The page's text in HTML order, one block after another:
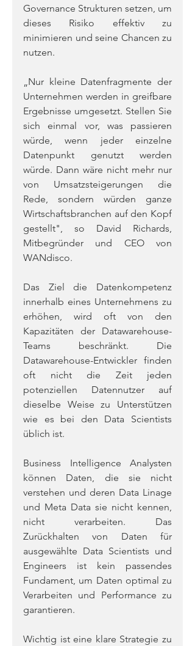
Governance Strukturen setzen, um
dieses Risiko effektiv zu
minimieren und seine Chancen zu
nutzen.
„Nur kleine Datenfragmente der
Unternehmen werden in greifbare
Ergebnisse umgesetzt. Stellen Sie
sich einmal vor, was passieren
würde, wenn jeder einzelne
Datenpunkt genutzt werden
würde. Dann wäre nicht mehr nur
von Umsatzsteigerungen die
Rede, sondern würden ganze
Wirtschaftsbranchen auf den Kopf
gestellt", so David Richards,
Mitbegründer und CEO von
WANdisco.
Das Ziel die Datenkompetenz
innerhalb eines Unternehmens zu
erhöhen, wird oft von den
Kapazitäten der Datawarehouse-
Teams beschränkt. Die
Datawarehouse-Entwickler finden
oft nicht die Zeit jeden
potenziellen Datennutzer auf
dieselbe Weise zu Unterstützen
wie es bei den Data Scientists
üblich ist.
Business Intelligence Analysten
können Daten, die sie nicht
verstehen und deren Data Linage
und Meta Data sie nicht kennen,
nicht verarbeiten. Das
Zurückhalten von Daten für
ausgewählte Data Scientists und
Engineers ist kein passendes
Fundament, um Daten optimal zu
Verarbeiten und Performance zu
garantieren.
Wichtig ist eine klare Strategie zu